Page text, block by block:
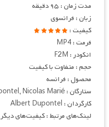
مدت زمان : ۹۵ دقیقه
زبان : فرانسوی
کیفیت :
فرمت : MP4
انکودر : F2M
حجم : متفاوت با کیفیت
محصول : فرانسه
ستارگان : Cécile de France, Albert Dupontel, Nicolas Marié
کارگردان : Albert Dupontel
لینک‌های مرتبط : کیفیت‌های دیگر